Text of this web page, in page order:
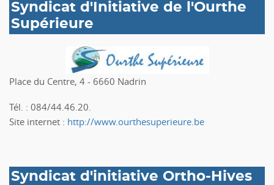
Syndicat d'Initiative de l'Ourthe
Supérieure
Place du Centre, 4 - 6660 Nadrin
Tél. : 084/44.46.20.
Site internet : http://www.ourthesuperieure.be
Syndicat d'initiative Ortho-Hives